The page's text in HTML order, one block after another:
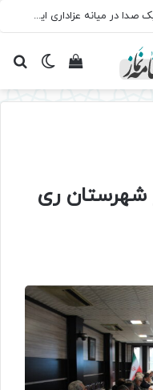
نماز ظهر اربعین؛ هنگامی که اصفهان یک صدا در میانه عزاداری ایستاد
تغییرمشاهده
شهرستان ری